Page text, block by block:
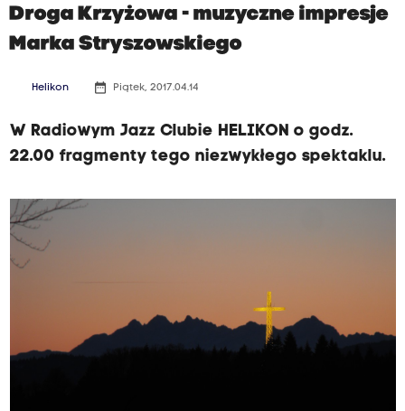
Droga Krzyżowa - muzyczne impresje
Marka Stryszowskiego
Helikon date_range Piątek, 2017.04.14
W Radiowym Jazz Clubie HELIKON o godz.
22.00 fragmenty tego niezwykłego spektaklu.